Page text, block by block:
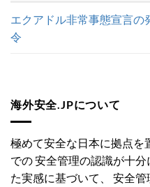
エクアドル非常事態宣言の
令
海外安全.JPについて
極めて安全な日本に拠点を
での 安全管理の認識が十
た実感に基づいて、 安全